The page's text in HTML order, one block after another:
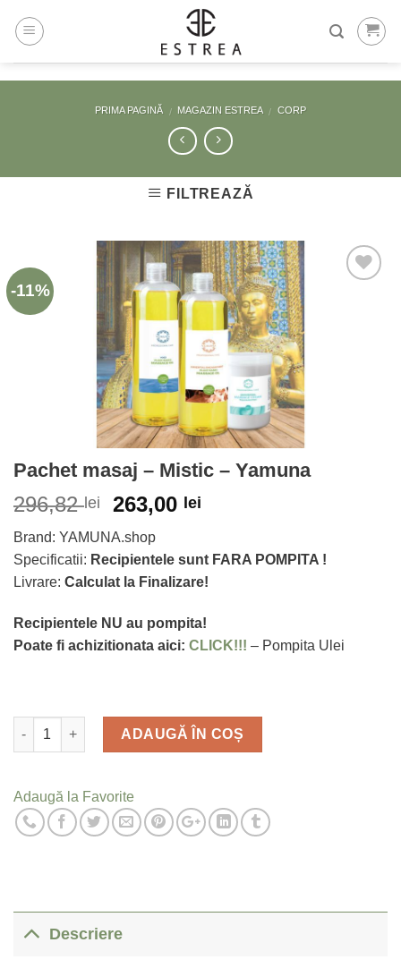
PRIMA PAGINĂ / MAGAZIN ESTREA / CORP
FILTREAZĂ
-11%
Pachet masaj – Mistic – Yamuna
296,82 lei 263,00 lei
Brand: YAMUNA.shop
Specificatii: Recipientele sunt FARA POMPITA !
Livrare: Calculat la Finalizare!
Recipientele NU au pompita!
Poate fi achizitionata aici: CLICK!!! – Pompita Ulei
Cantitate
ADAUGĂ ÎN COȘ
Adaugă la Favorite
Descriere